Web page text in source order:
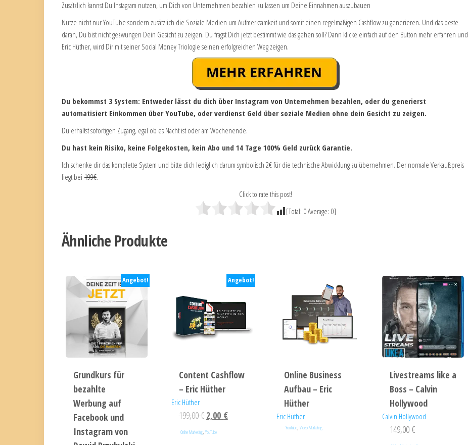
Zusätzlich kannst Du Instagram nutzen, um Dich von Unternehmen bezahlen zu lassen um Deine Einnahmen auszubauen
Nutze nicht nur YouTube sondern zusätzlich die Soziale Medien um Aufmerksamkeit und somit einen regelmäßigen Cashflow zu generieren. Und das beste
daran, Du bist nicht gezwungen Dein Gesicht zu zeigen. Du fragst Dich jetzt bestimmt wie das gehen soll? Dann klicke einfach auf den Button mehr erfahren und
Eric Hüther, wird Dir mit seiner Social Money Triologie seinen erfolgreichen Weg zeigen.
Du bekommst 3 System: Entweder lässt du dich über Instagram von Unternehmen bezahlen, oder du generierst
automatisiert Einkommen über YouTube, oder verdienst Geld über soziale Medien ohne dein Gesicht zu zeigen.
Du erhältst sofortigen Zugang, egal ob es Nacht ist oder am Wochenende.
Du hast kein Risiko, keine Folgekosten, kein Abo und 14 Tage 100% Geld zurück Garantie.
Ich schenke dir das komplette System und bitte dich lediglich darum symbolisch 2€ für die technische Abwicklung zu übernehmen. Der normale Verkaufspreis
liegt bei 199€.
Click to rate this post!
[Total: 0Average: 0]
Ähnliche Produkte
Angebot!
Grundkurs für
bezahlte
Werbung auf
Facebook und
Instagram von
Angebot!
Content Cashflow
– Eric Hüther
Eric Hüther
199,00€2,00 €
Online Marketing, YouTube
Online Business
Aufbau – Eric
Hüther
Eric Hüther
YouTube, Video Marketing
Livestreams like a
Boss – Calvin
Hollywood
Calvin Hollywood
149,00€